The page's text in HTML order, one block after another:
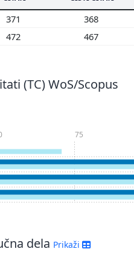
371 368
472 467
(TC) WoS/Scopus
75
dela Prikaži